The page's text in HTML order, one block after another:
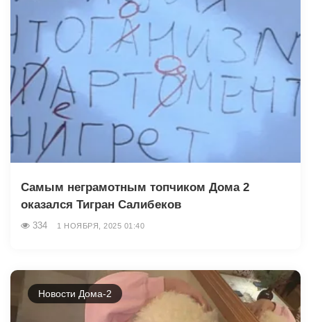
Самым неграмотным топчиком Дома 2
оказался Тигран Салибеков
334 1 НОЯБРЯ, 2025 01:40
Новости Дома-2